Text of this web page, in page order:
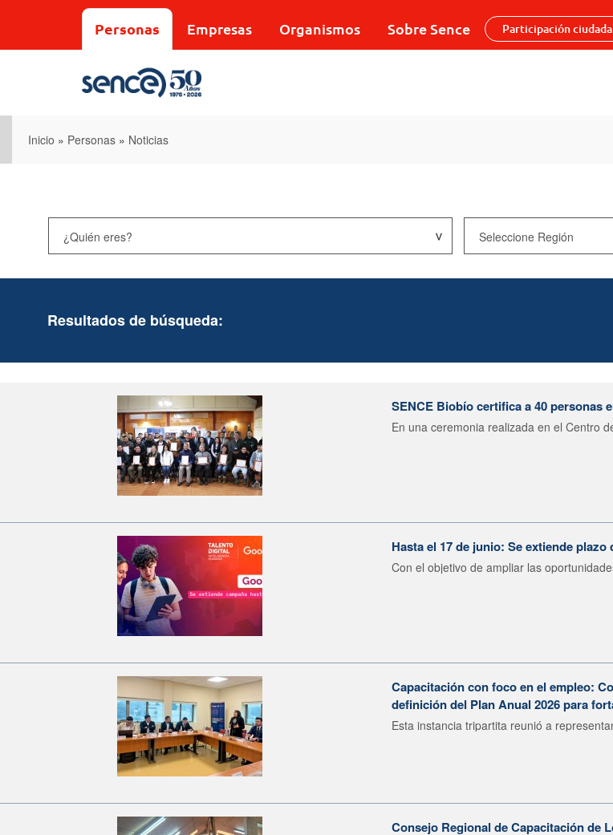
Personas Empresas Organismos Sobre Sence Participación
Inicio » Personas » Noticias
Resultados de búsqueda:
SENCE Biobío certifica a 40 personas
En una ceremonia realizada en el Centro
Hasta el 17 de junio: Se extiende
Con el objetivo de ampliar las
Capacitación con foco en el empleo:
definición del Plan Anual 2026 para
Esta instancia tripartita reunió a
Consejo Regional de Capacitación de